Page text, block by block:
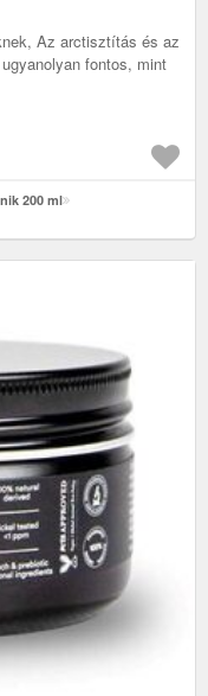
Az arctisztítás és az
fontos, mint
200 ml